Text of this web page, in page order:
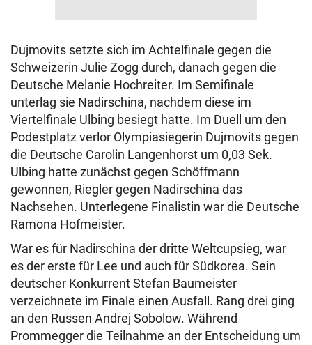
Dujmovits setzte sich im Achtelfinale gegen die
Schweizerin Julie Zogg durch, danach gegen die
Deutsche Melanie Hochreiter. Im Semifinale
unterlag sie Nadirschina, nachdem diese im
Viertelfinale Ulbing besiegt hatte. Im Duell um den
Podestplatz verlor Olympiasiegerin Dujmovits gegen
die Deutsche Carolin Langenhorst um 0,03 Sek.
Ulbing hatte zunächst gegen Schöffmann
gewonnen, Riegler gegen Nadirschina das
Nachsehen. Unterlegene Finalistin war die Deutsche
Ramona Hofmeister.
War es für Nadirschina der dritte Weltcupsieg, war
es der erste für Lee und auch für Südkorea. Sein
deutscher Konkurrent Stefan Baumeister
verzeichnete im Finale einen Ausfall. Rang drei ging
an den Russen Andrej Sobolow. Während
Prommegger die Teilnahme an der Entscheidung um